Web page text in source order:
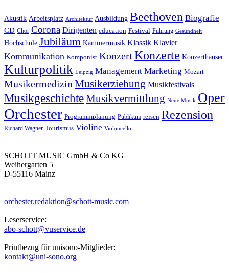
Akustik Arbeitsplatz Architektur Ausbildung Beethoven Biografie
CD Chor Corona Dirigenten education Festival Führung Gesundheit
Hochschule Jubiläum Kammermusik Klassik Klavier
Kommunikation Komponist KonzertKonzerte Konzerthäuser
Kulturpolitik Leipzig Management Marketing Mozart
Musikermedizin Musikerziehung Musikfestivals
MusikgeschichteMusikvermittlung Neue Musik Oper
Orchester Programmplanung Publikum reisen Rezension
Richard Wagner Tourismus Violine Violoncello
SCHOTT MUSIC GmbH & Co KG
Weihergarten 5
D-55116 Mainz
orchester.redaktion@schott-music.com
Leserservice:
abo-schott@vuservice.de
Printbezug für unisono-Mitglieder:
kontakt@uni-sono.org